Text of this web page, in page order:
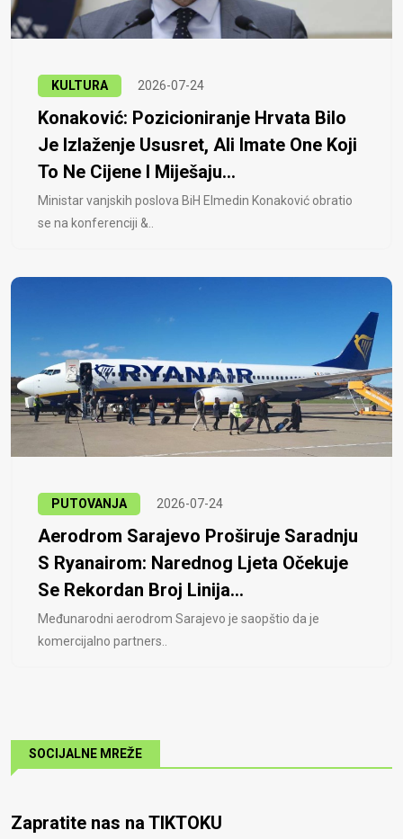
KULTURA 2026-07-24
Konaković: Pozicioniranje Hrvata Bilo
Je Izlaženje Ususret, Ali Imate One Koji
To Ne Cijene I Miješaju...
Ministar vanjskih poslova BiH Elmedin Konaković obratio
se na konferenciji &..
PUTOVANJA 2026-07-24
Aerodrom Sarajevo Proširuje Saradnju
S Ryanairom: Narednog Ljeta Očekuje
Se Rekordan Broj Linija...
Međunarodni aerodrom Sarajevo je saopštio da je
komercijalno partners..
SOCIJALNE MREŽE
Zapratite nas na TIKTOKU